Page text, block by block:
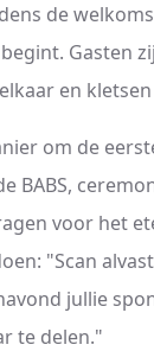
de
Gasten
en
om de
BABS,
voor het
"Scan
jullie
te delen."